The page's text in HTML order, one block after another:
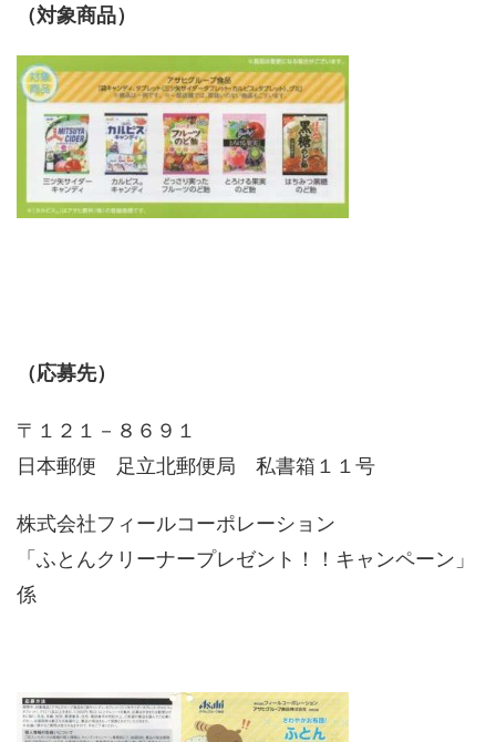
（対象商品）
（応募先）
〒１２１－８６９１
日本郵便 足立北郵便局 私書箱１１号
株式会社フィールコーポレーション
「ふとんクリーナープレゼント！！キャンペーン」
係